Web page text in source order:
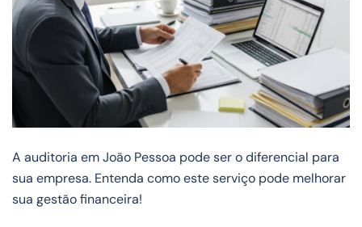
A auditoria em João Pessoa pode ser o diferencial para
sua empresa. Entenda como este serviço pode melhorar
sua gestão financeira!